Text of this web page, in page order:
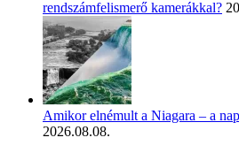
rendszámfelismerő kamerákkal?
Amikor elnémult a Niagara – a
2026.08.08.